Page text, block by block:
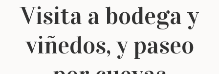
Visita a bodega y
viñedos, y paseo